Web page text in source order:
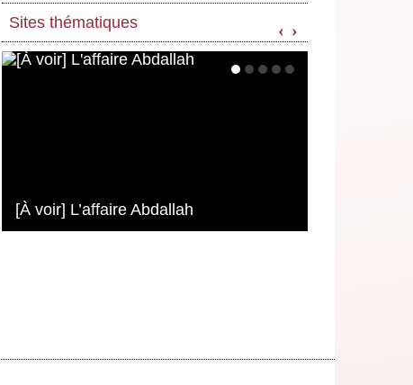
Sites thématiques
[À voir] L’affaire Abdallah
‹ ›